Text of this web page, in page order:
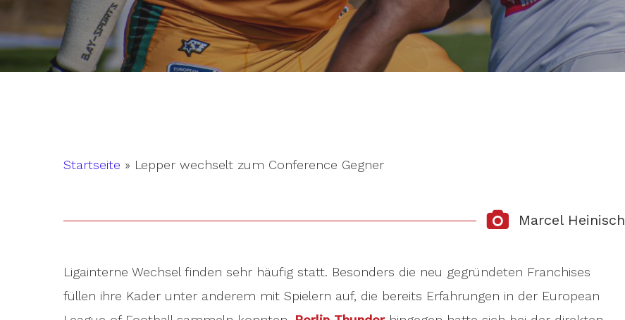
Hit enter to search or ESC to close
Startseite » Lepper wechselt zum Conference Gegner
Marcel Heinisch
Ligainterne Wechsel finden sehr häufig statt. Besonders die neu gegründeten Franchises
füllen ihre Kader unter anderem mit Spielern auf, die bereits Erfahrungen in der European